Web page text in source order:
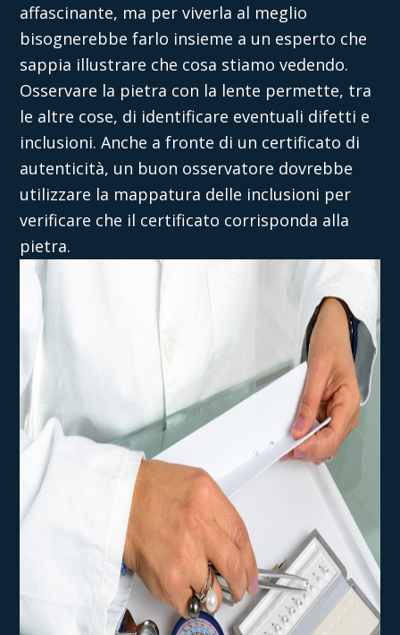
affascinante, ma per viverla al meglio
bisognerebbe farlo insieme a un esperto che
sappia illustrare che cosa stiamo vedendo.
Osservare la pietra con la lente permette, tra
le altre cose, di identificare eventuali difetti e
inclusioni. Anche a fronte di un certificato di
autenticità, un buon osservatore dovrebbe
utilizzare la mappatura delle inclusioni per
verificare che il certificato corrisponda alla
pietra.